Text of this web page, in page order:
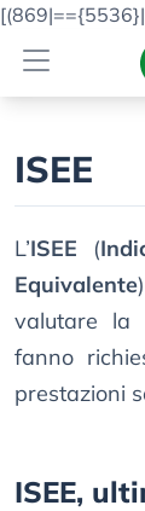
ISEE
L’ISEE (
Equivalente
valutare la
fanno
prestazioni
ISEE,